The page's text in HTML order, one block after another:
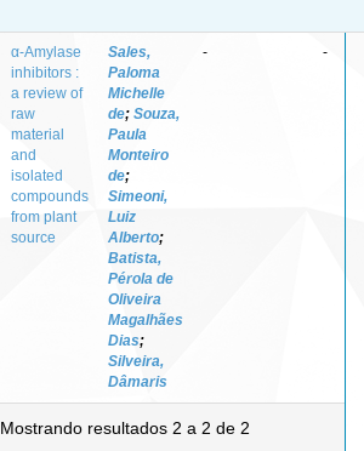
α-Amylase
inhibitors :
a review of
raw
material
and
isolated
compounds
from plant
source
Sales,
Paloma
Michelle
de; Souza,
Paula
Monteiro
de;
Simeoni,
Luiz
Alberto;
Batista,
Pérola de
Oliveira
Magalhães
Dias;
Silveira,
Dâmaris
- -
Mostrando resultados 2 a 2 de 2